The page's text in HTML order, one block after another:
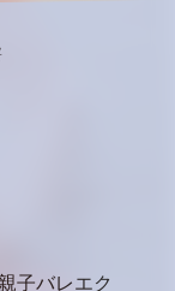
子バレエク